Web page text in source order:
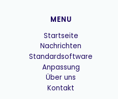
MENU
Startseite
Nachrichten
Standardsoftware
Anpassung
Über uns
Kontakt